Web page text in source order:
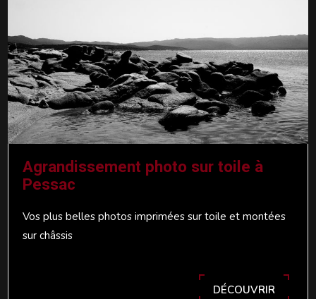
Agrandissement photo sur toile à
Pessac
Vos plus belles photos imprimées sur toile et montées
sur châssis
DÉCOUVRIR